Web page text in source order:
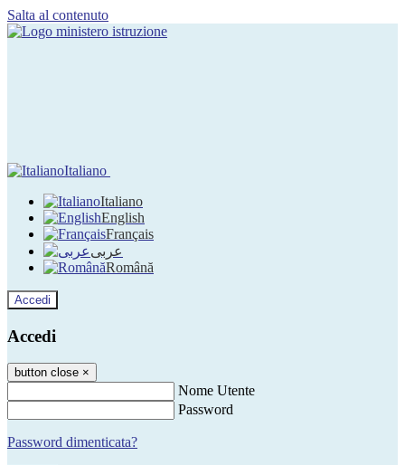
Salta al contenuto
Italiano
Italiano
English
Français
عربى
Română
Accedi
Accedi
button close ×
Nome Utente
Password
Password dimenticata?